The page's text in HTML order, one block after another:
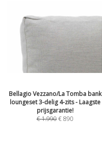
Bellagio Vezzano/La Tomba bank
loungeset 3-delig 4-zits - Laagste
prijsgarantie!
€1.990 €890